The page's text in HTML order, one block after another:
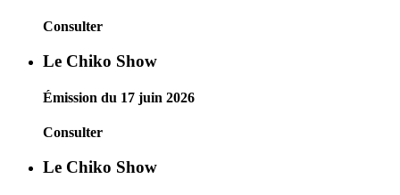
Consulter
Le Chiko Show
Émission du 17 juin 2026
Consulter
Le Chiko Show